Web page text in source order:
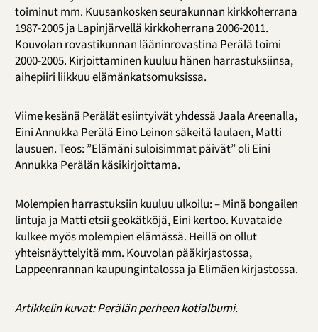
toiminut mm. Kuusankosken seurakunnan kirkkoherrana
1987-2005 ja Lapinjärvellä kirkkoherrana 2006-2011.
Kouvolan rovastikunnan lääninrovastina Perälä toimi
2000-2005. Kirjoittaminen kuuluu hänen harrastuksiinsa,
aihepiiri liikkuu elämänkatsomuksissa.
Viime kesänä Perälät esiintyivät yhdessä Jaala Areenalla,
Eini Annukka Perälä Eino Leinon säkeitä laulaen, Matti
lausuen. Teos: ”Elämäni suloisimmat päivät” oli Eini
Annukka Perälän käsikirjoittama.
Molempien harrastuksiin kuuluu ulkoilu: – Minä bongailen
lintuja ja Matti etsii geokätköjä, Eini kertoo. Kuvataide
kulkee myös molempien elämässä. Heillä on ollut
yhteisnäyttelyitä mm. Kouvolan pääkirjastossa,
Lappeenrannan kaupungintalossa ja Elimäen kirjastossa.
Artikkelin kuvat: Perälän perheen kotialbumi.